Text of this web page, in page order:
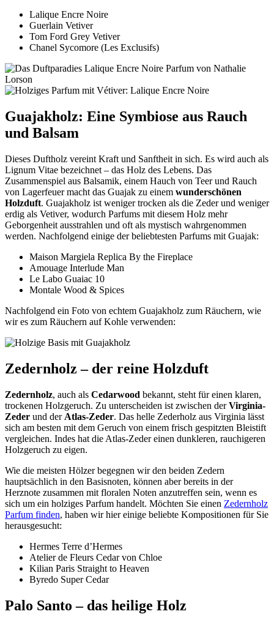
Lalique Encre Noire
Guerlain Vetiver
Tom Ford Grey Vetiver
Chanel Sycomore (Les Exclusifs)
Guajakholz: Eine Symbiose aus Rauch
und Balsam
Dieses Duftholz vereint Kraft und Sanftheit in sich. Es wird auch als
Lignum Vitae bezeichnet – das Holz des Lebens. Das
Zusammenspiel aus Balsamik, einem Hauch von Teer und Rauch
von Lagerfeuer macht das Guajak zu einem wunderschönen
Holzduft. Guajakholz ist weniger trocken als die Zeder und weniger
erdig als Vetiver, wodurch Parfums mit diesem Holz mehr
Geborgenheit ausstrahlen und oft als mystisch wahrgenommen
werden. Nachfolgend einige der beliebtesten Parfums mit Guajak:
Maison Margiela Replica By the Fireplace
Amouage Interlude Man
Le Labo Guaiac 10
Montale Wood & Spices
Nachfolgend ein Foto von echtem Guajakholz zum Räuchern, wie
wir es zum Räuchern auf Kohle verwenden:
Zedernholz – der reine Holzduft
Zedernholz, auch als Cedarwood bekannt, steht für einen klaren,
trockenen Holzgeruch. Zu unterscheiden ist zwischen derVirginia-
Zeder und der Atlas-Zeder. Das helle Zederholz aus Virginia lässt
sich am besten mit dem Geruch von einem frisch gespitzten Bleistift
vergleichen. Indes hat die Atlas-Zeder einen dunkleren, rauchigeren
Holzgeruch zu eigen.
Wie die meisten Hölzer begegnen wir den beiden Zedern
hauptsächlich in den Basisnoten, können aber bereits in der
Herznote zusammen mit floralen Noten anzutreffen sein, wenn es
sich um ein holziges Parfum handelt. Möchten Sie einen Zedernholz
Parfum finden, haben wir hier einige beliebte Kompositionen für Sie
herausgesucht:
Hermes Terre d’Hermes
Atelier de Fleurs Cedar von Chloe
Kilian Paris Straight to Heaven
Byredo Super Cedar
Palo Santo – das heilige Holz